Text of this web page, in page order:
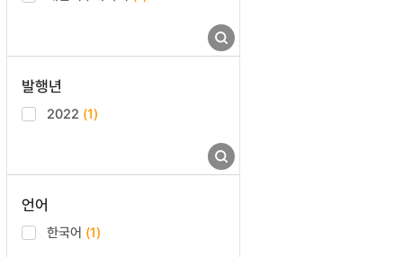
발행년
2022 (1)
언어
한국어 (1)